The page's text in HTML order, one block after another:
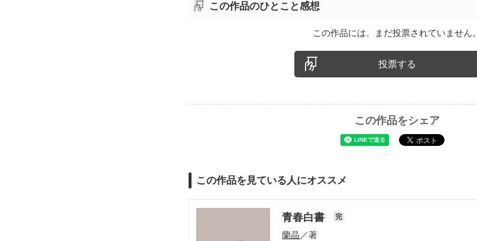
この作品のひとこと感想
この作品には、まだ投票されていません。
投票する
この作品をシェア
この作品を見ている人にオススメ
青春白書 完
蘭晶 ／著